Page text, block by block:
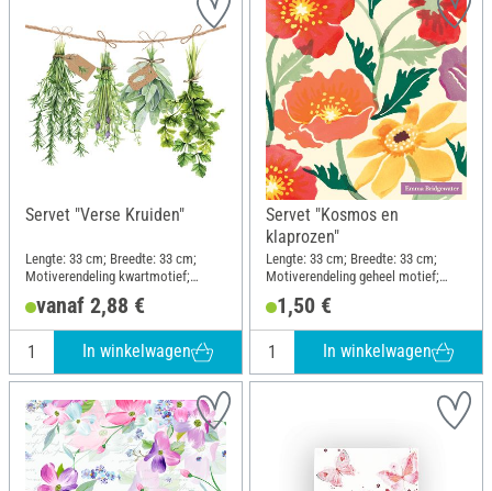
Servet "Verse Kruiden"
Lengte: 33 cm; Breedte: 33 cm;
Motiverendeling kwartmotief;
Materiaal: Papier
vanaf 2,88 €
In winkelwagen
Servet "Kosmos en
klaprozen"
Lengte: 33 cm; Breedte: 33 cm;
Motiverendeling geheel motief;
1,50 €
In winkelwagen